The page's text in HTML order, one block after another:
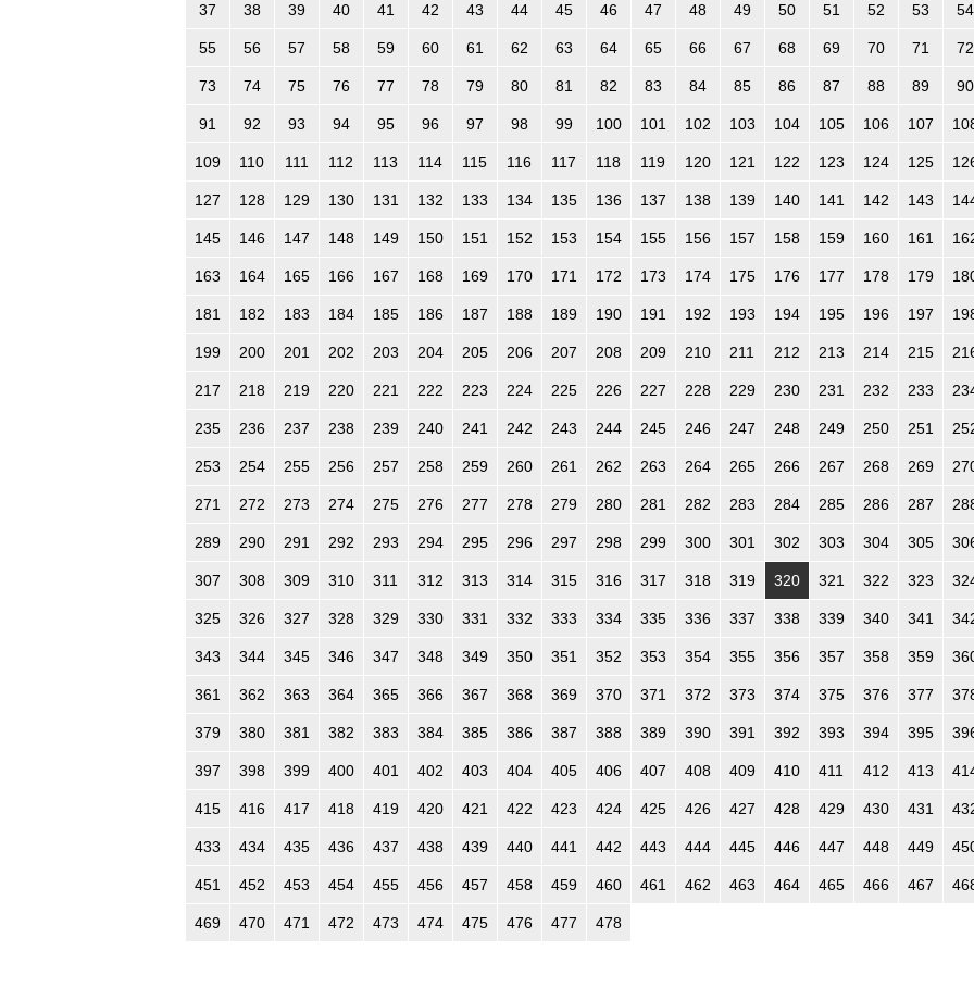
37 38 39 40 41 42 43 44 45 46 47 48 49 50 51 52 53 54
55 56 57 58 59 60 61 62 63 64 65 66 67 68 69 70 71 72
73 74 75 76 77 78 79 80 81 82 83 84 85 86 87 88 89 90
91 92 93 94 95 96 97 98 99 100 101 102 103 104 105 106 107
109 110 111 112 113 114 115 116 117 118 119 120 121 122 123 124 125
127 128 129 130 131 132 133 134 135 136 137 138 139 140 141 142 143
145 146 147 148 149 150 151 152 153 154 155 156 157 158 159 160 161
163 164 165 166 167 168 169 170 171 172 173 174 175 176 177 178 179
181 182 183 184 185 186 187 188 189 190 191 192 193 194 195 196 197
199 200 201 202 203 204 205 206 207 208 209 210 211 212 213 214 215
217 218 219 220 221 222 223 224 225 226 227 228 229 230 231 232 233
235 236 237 238 239 240 241 242 243 244 245 246 247 248 249 250 251
253 254 255 256 257 258 259 260 261 262 263 264 265 266 267 268 269
271 272 273 274 275 276 277 278 279 280 281 282 283 284 285 286 287
289 290 291 292 293 294 295 296 297 298 299 300 301 302 303 304 305
307 308 309 310 311 312 313 314 315 316 317 318 319 320 321 322 323
325 326 327 328 329 330 331 332 333 334 335 336 337 338 339 340 341
343 344 345 346 347 348 349 350 351 352 353 354 355 356 357 358 359
361 362 363 364 365 366 367 368 369 370 371 372 373 374 375 376 377
379 380 381 382 383 384 385 386 387 388 389 390 391 392 393 394 395
397 398 399 400 401 402 403 404 405 406 407 408 409 410 411 412 413
415 416 417 418 419 420 421 422 423 424 425 426 427 428 429 430 431
433 434 435 436 437 438 439 440 441 442 443 444 445 446 447 448 449
451 452 453 454 455 456 457 458 459 460 461 462 463 464 465 466 467
469 470 471 472 473 474 475 476 477 478